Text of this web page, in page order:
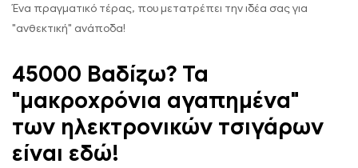
Ένα πραγματικό τέρας, που μετατρέπει την ιδέα σας για
"ανθεκτική" ανάποδα!
45000 Βαδίζω? Τα
"μακροχρόνια αγαπημένα"
των ηλεκτρονικών τσιγάρων
είναι εδώ!